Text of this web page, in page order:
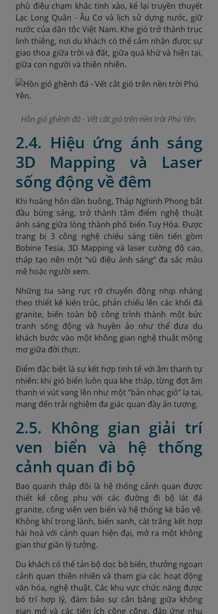
phù điêu chạm khắc tinh xảo, kể lại truyền thuyết
Lạc Long Quân -Âu Cơ và lịch sử dựng nước, giữ
nước của dân tộc Việt Nam. Khe gió trở thành trục
linh thiêng, nơi du khách có thể cảm nhận được sự
giao thoa giữa trời và đất, giữa quá khứ và hiện tại,
giữa con người và thiên nhiên.
Hồn gió ghềnh đá - Vết cắt gió trên nền trời Phú Yên.
2.4. Hiệu ứng ánh sáng
3D Mapping và Laser
sống động về đêm
Khi hoàng hôn dần buông, Tháp Nghinh Phong bắt
đầu bừng sáng, trở thành tâm điểm nghệ thuật
ánh sáng giữa lòng thành phố biển Tuy Hòa. Được
trang bị 3 công nghệ chiếu sáng tiên tiến gồm
Bobine Tesia, 3D Mapping và laser cường độ cao,
tháp tạo nên một “vũ điệu ánh sáng” đa sắc màu
mê hoặc người xem.
Những tia sáng rực rỡ chuyển động nhịp nhàng
theo thiết kế kiến trúc, phản chiếu lên các khối đá
granite, biến toàn bộ công trình thành một bức
tranh sống động và huyền ảo như thể đưa du
khách bước vào một không gian nghệ thuật mộng
mơ giữa đời thực.
Điểm đặc biệt là sự kết hợp tinh tế với âm thanh tự
nhiên: khi gió biển luồn qua khe tháp, từng đợt âm
thanh vi vút vang lên như một “bản nhạc gió” lạ tai,
mang đến trải nghiệm đa giác quan đầy ấn tượng.
2.5. Không gian giải trí
ven biển và hệ thống
cảnh quan đi bộ
Bao quanh tháp đôi là hệ thống cảnh quan được
thiết kế công phu với các đường đi bộ lát đá
granite, công viên ven biển và hệ thống kè bảo vệ.
Không khí trong lành, biển xanh, cát trắng kết hợp
hài hoà với cảnh quan hiện đại, mở ra một không
gian thư giãn lý tưởng.
Du khách có thể tản bộ dọc bờ biển, thưởng ngoạn
cảnh quan thiên nhiên và tham gia các hoạt động
văn hóa, nghệ thuật. Các khu vực chức năng được
bố trí hợp lý, đảm bảo sự cân bằng giữa không
gian mở và các tiện ích công cộng, đáp ứng nhu